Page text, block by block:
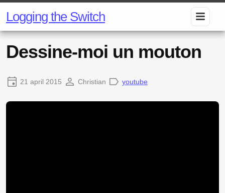
Logging the Switch
Dessine-moi un mouton
21 april 2015 Christian youtube